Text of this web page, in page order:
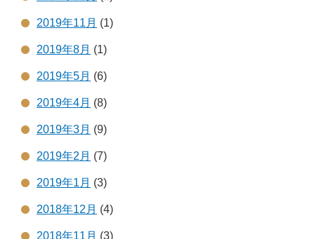
2019年11月 (1)
2019年8月 (1)
2019年5月 (6)
2019年4月 (8)
2019年3月 (9)
2019年2月 (7)
2019年1月 (3)
2018年12月 (4)
2018年11月 (3)